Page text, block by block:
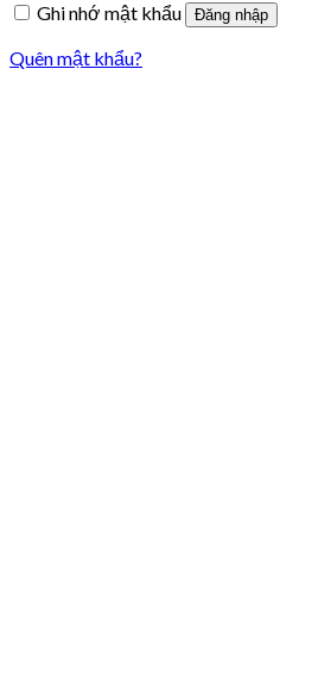
Ghi nhớ mật khẩu
Đăng nhập
Quên mật khẩu?